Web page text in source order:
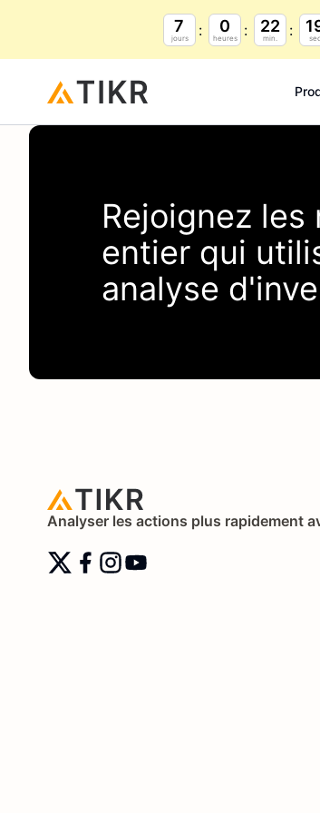
7
jours
0
heures
22
min. sec.
Rejoignez
entier qui
analyse
Analyser les actions plus rapidement